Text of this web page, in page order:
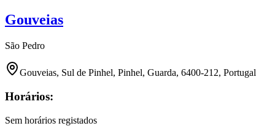
Gouveias
São Pedro
Gouveias, Sul de Pinhel, Pinhel, Guarda, 6400-212, Portugal
Horários:
Sem horários registados